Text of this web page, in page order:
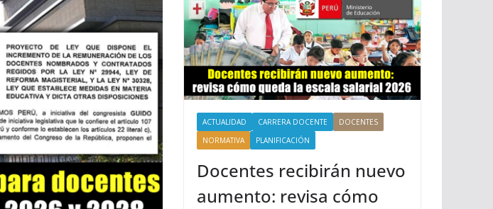
ACTUALIDAD CARRERA DOCENTE
DOCENTES
NORMATIVA
PLANIFICACIÓN
Docentes recibirán nuevo
aumento: revisa cómo